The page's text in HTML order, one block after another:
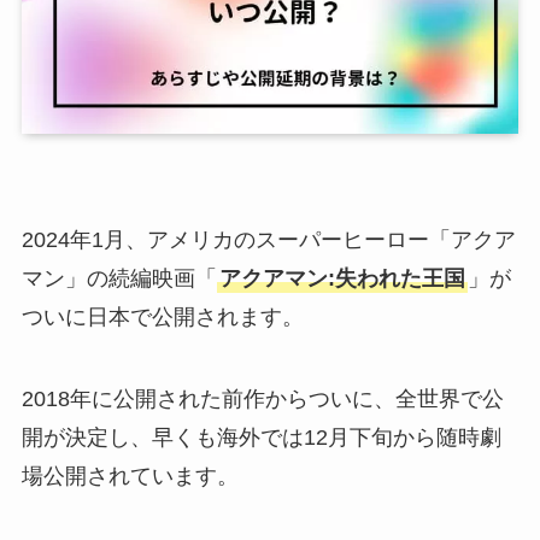
2024年1月、アメリカのスーパーヒーロー「アクア
マン」の続編映画「 アクアマン:失われた王国」が
ついに日本で公開されます。
2018年に公開された前作からついに、全世界で公
開が決定し、早くも海外では12月下旬から随時劇
場公開されています。